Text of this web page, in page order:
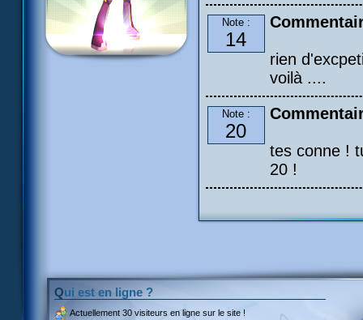
Note :
14
rien
voilà ....
Note :
20
tes conne !
20 !
Qui est en ligne ?
Actuellement 30 visiteurs en ligne sur le site !